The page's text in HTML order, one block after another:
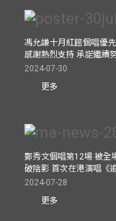
馮允謙十月紅館個唱優
感謝熱烈支持 承諾繼續
2024-07-30
更多
鄭秀文個唱第12場 被全
破陰影 首次在港演唱《
2024-07-28
更多